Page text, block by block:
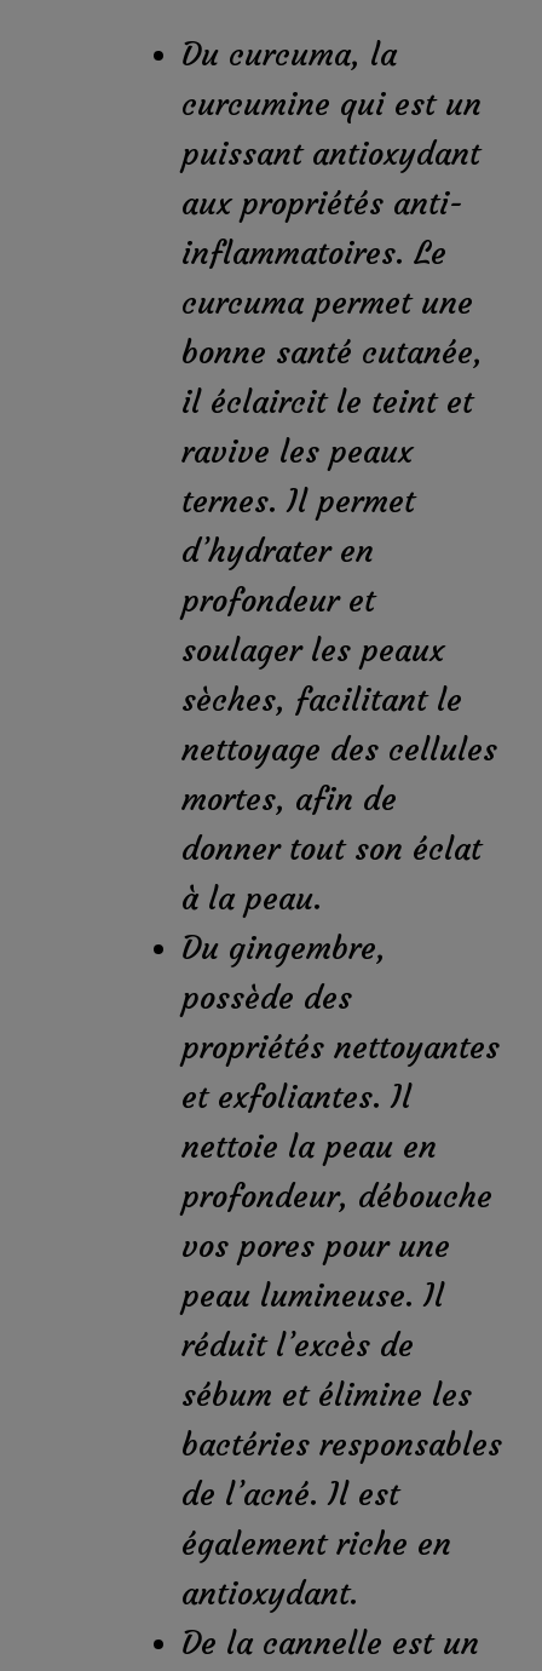
Du curcuma, la
curcumine qui est un
puissant antioxydant
aux propriétés anti-
inflammatoires. Le
curcuma permet une
bonne santé cutanée,
il éclaircit le teint et
ravive les peaux
ternes. Il permet
d’hydrater en
profondeur et
soulager les peaux
sèches, facilitant le
nettoyage des cellules
mortes, afin de
donner tout son éclat
à la peau.
Du gingembre,
possède des
propriétés nettoyantes
et exfoliantes. Il
nettoie la peau en
profondeur, débouche
vos pores pour une
peau lumineuse. Il
réduit l’excès de
sébum et élimine les
bactéries responsables
de l’acné. Il est
également riche en
antioxydant.
De la cannelle est un